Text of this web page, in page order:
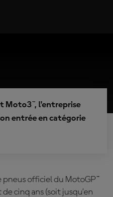
Moto3™, l'entreprise
entrée en catégorie
pneus officiel du MotoGP™
cinq ans (soit jusqu'en